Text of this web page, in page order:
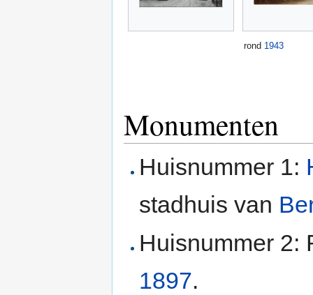
rond 1943
Monumenten
Huisnummer 1:
stadhuis van
Huisnummer 2:
1897.